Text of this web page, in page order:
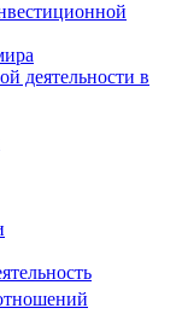
деятельности в